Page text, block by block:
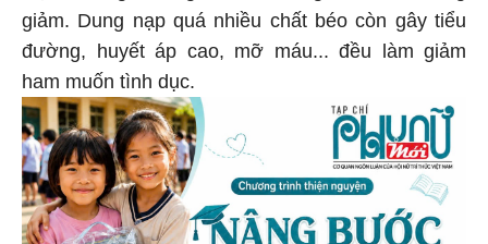
giảm. Dung nạp quá nhiều chất béo còn gây tiểu
đường, huyết áp cao, mỡ máu... đều làm giảm
ham muốn tình dục.